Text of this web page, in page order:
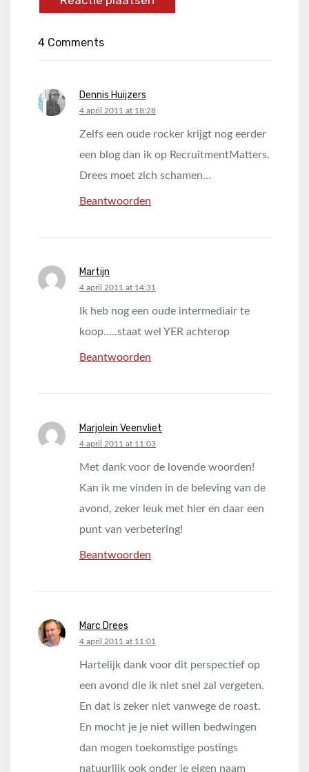
4 Comments
Dennis Huijzers
says:
4 april 2011 at 18:28
Zelfs een oude rocker krijgt nog eerder
een blog dan ik op RecruitmentMatters.
Drees moet zich schamen…
Beantwoorden
Martijn
says:
4 april 2011 at 14:31
Ik heb nog een oude intermediair te
koop…..staat wel YER achterop
Beantwoorden
Marjolein Veenvliet
says:
4 april 2011 at 11:03
Met dank voor de lovende woorden!
Kan ik me vinden in de beleving van de
avond, zeker leuk met hier en daar een
punt van verbetering!
Beantwoorden
Marc Drees
says:
4 april 2011 at 11:01
Hartelijk dank voor dit perspectief op
een avond die ik niet snel zal vergeten.
En dat is zeker niet vanwege de roast.
En mocht je je niet willen bedwingen
dan mogen toekomstige postings
natuurlijk ook onder je eigen naam